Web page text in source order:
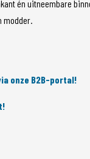
én uitneembare
modder.
onze B2B-portal!